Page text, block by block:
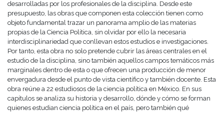
desarrolladas por los profesionales de la disciplina. Desde este
presupuesto, las obras que componen esta colección tienen como
objeto fundamental trazar un panorama amplio de las materias
propias de la Ciencia Política, sin olvidar por ello la necesaria
interdisciplinariedad que conllevan estos estudios e investigaciones.
Por tanto, esta obra no solo pretende cubrir las áreas centrales en el
estudio de la disciplina, sino también aquellos campos temáticos más
marginales dentro de esta o que ofrecen una producción de menor
envergadura desde el punto de vista científico y también docente. Esta
obra reúne a 22 estudiosos de la ciencia política en México. En sus
capítulos se analiza su historia y desarrollo, dónde y cómo se forman
quienes estudian ciencia política en el país, pero también qué